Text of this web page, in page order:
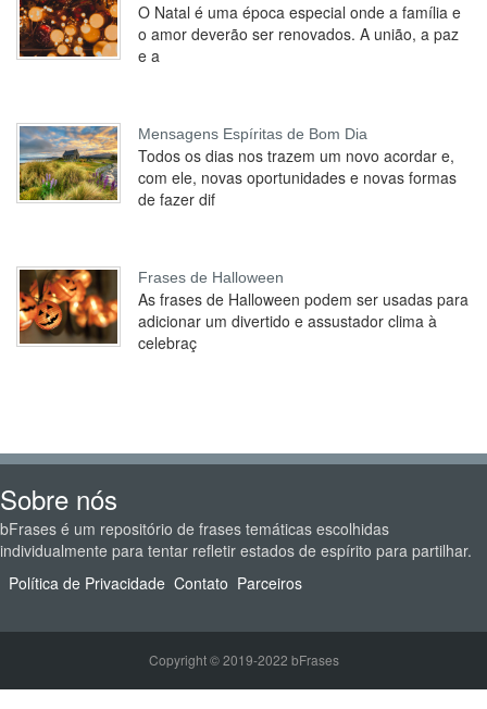
O Natal é uma época especial onde a família e
o amor deverão ser renovados. A união, a paz
e a
Mensagens Espíritas de Bom Dia
Todos os dias nos trazem um novo acordar e,
com ele, novas oportunidades e novas formas
de fazer dif
Frases de Halloween
As frases de Halloween podem ser usadas para
adicionar um divertido e assustador clima à
celebraç
Sobre nós
bFrases é um repositório de frases temáticas escolhidas
individualmente para tentar refletir estados de espírito para partilhar.
Política de Privacidade Contato Parceiros
Copyright © 2019-2022 bFrases